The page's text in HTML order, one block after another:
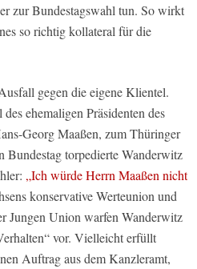
zur Bundestagswahl tun. So wirkt
so richtig kollateral für die
gegen die eigene Klientel.
ehemaligen Präsidenten des
Georg Maaßen, zum Thüringer
torpedierte Wanderwitz
„Ich würde Herrn Maaßen nicht
konservative Werteunion und
Jungen Union warfen Wanderwitz
vor. Vielleicht erfüllt
Auftrag aus dem Kanzleramt,